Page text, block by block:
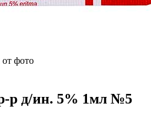
от фото
р д/ин. 5% 1мл №5